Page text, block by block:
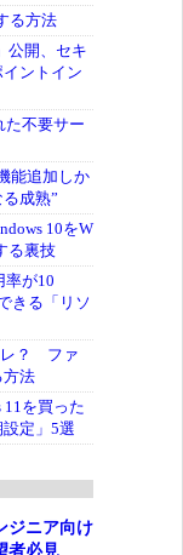
る方法
公開、セキ
ントイン
た不要サー
能追加しか
成熟”
10をW
る裏技
率が10
きる「リソ
レ？ ファ
方法
を買った
定」5選
ジニア向け
者必見